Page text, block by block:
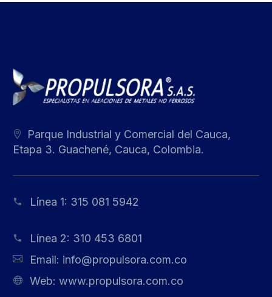
Parque Industrial y Comercial del Cauca,
Etapa 3. Guachené, Cauca, Colombia.
Línea 1: 315 081 5942
Línea 2: 310 453 6801
Email: info@propulsora.com.co
Web: www.propulsora.com.co